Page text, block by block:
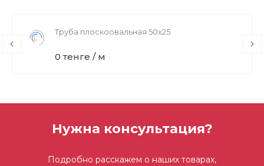
Труба плоскоовальная 50х25
0 тенге / м
Нужна консультация?
Подробно расскажем о наших товарах,